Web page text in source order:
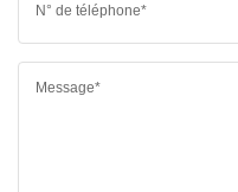
N° de téléphone*
Message*